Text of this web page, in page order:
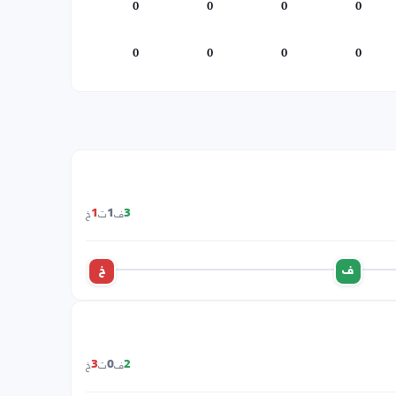
0
0
0
0
0
0
0
0
3ف 1ت 1خ
ف خ
2ف0ت3خ